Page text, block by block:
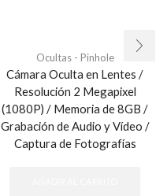
Ocultas - Pinhole
Cámara Oculta en Lentes /
Resolución 2 Megapixel
(1080P) / Memoria de 8GB /
Grabación de Audio y Vídeo /
Captura de Fotografías